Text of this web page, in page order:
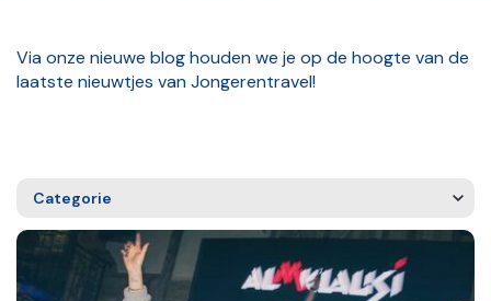
Via onze nieuwe blog houden we je op de hoogte van de
laatste nieuwtjes van Jongerentravel!
Categorie